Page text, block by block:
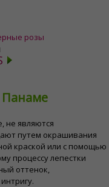
розы
Панаме
не являются
путем окрашивания
краской или с помощью
процессу лепестки
оттенок,